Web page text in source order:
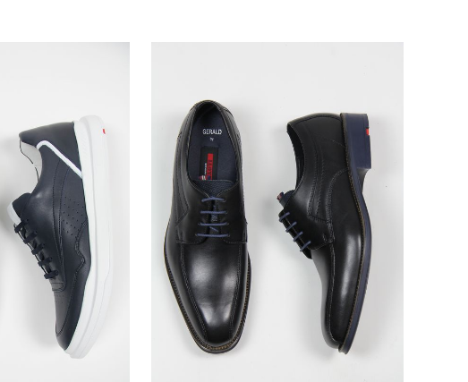
Schaftweite: Normal
AUF DEN MERKZETTEL